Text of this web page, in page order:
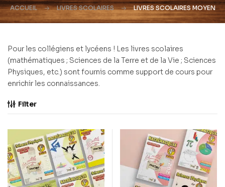
ACCUEIL LIVRES SCOLAIRES LIVRES SCOLAIRES MOYEN
Pour les collégiens et lycéens ! Les livres scolaires
(mathématiques ; Sciences de la Terre et de la Vie ; Sciences
Physiques, etc.) sont fournis comme support de cours pour
enrichir les connaissances.
Filter